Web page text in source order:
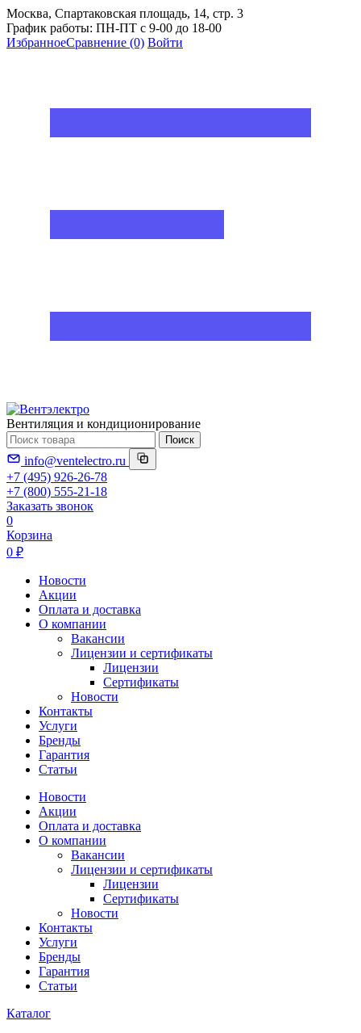
Москва, Спартаковская площадь, 14, стр. 3
График работы: ПН-ПТ с 9-00 до 18-00
ИзбранноеСравнение (0) Войти
Вентиляция и кондиционирование
Поиск
info@ventelectro.ru
+7 (495) 926-26-78
+7 (800) 555-21-18
Заказать звонок
0
Корзина
0 ₽
Новости
Акции
Оплата и доставка
О компании
Вакансии
Лицензии и сертификаты
Лицензии
Сертификаты
Новости
Контакты
Услуги
Бренды
Гарантия
Статьи
Новости
Акции
Оплата и доставка
О компании
Вакансии
Лицензии и сертификаты
Лицензии
Сертификаты
Новости
Контакты
Услуги
Бренды
Гарантия
Статьи
Каталог